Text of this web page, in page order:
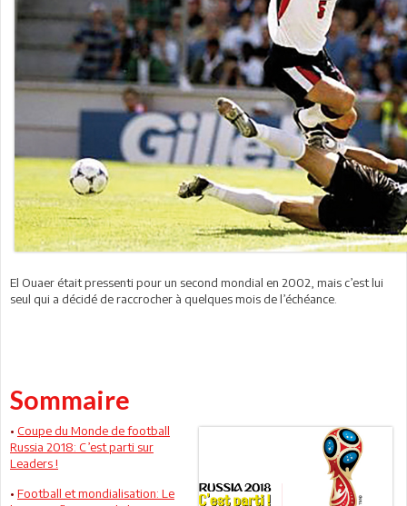
El Ouaer était pressenti pour un second mondial en 2002, mais c’est lui
seul qui a décidé de raccrocher à quelques mois de l’échéance.
Sommaire
• Coupe du Monde de football
Russia 2018: C’est parti sur
Leaders !
• Football et mondialisation: Le